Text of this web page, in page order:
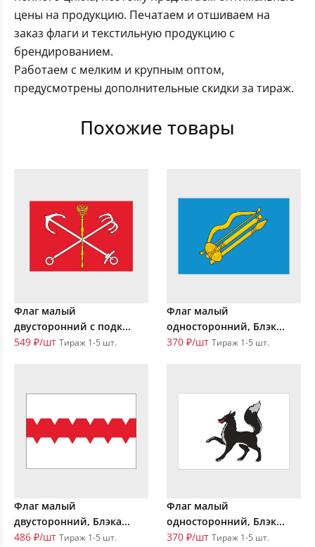
цены на продукцию. Печатаем и отшиваем на
заказ флаги и текстильную продукцию с
брендированием.
Работаем с мелким и крупным оптом,
предусмотрены дополнительные скидки за тираж.
Похожие товары
Флаг малый
двусторонний с подк...
549 ₽/шт Тираж 1-5 шт.
Флаг малый
односторонний, Блэк...
370 ₽/шт Тираж 1-5 шт.
Флаг малый
двусторонний, Блэка...
486 ₽/шт Тираж 1-5 шт.
Флаг малый
односторонний, Блэк...
370 ₽/шт Тираж 1-5 шт.